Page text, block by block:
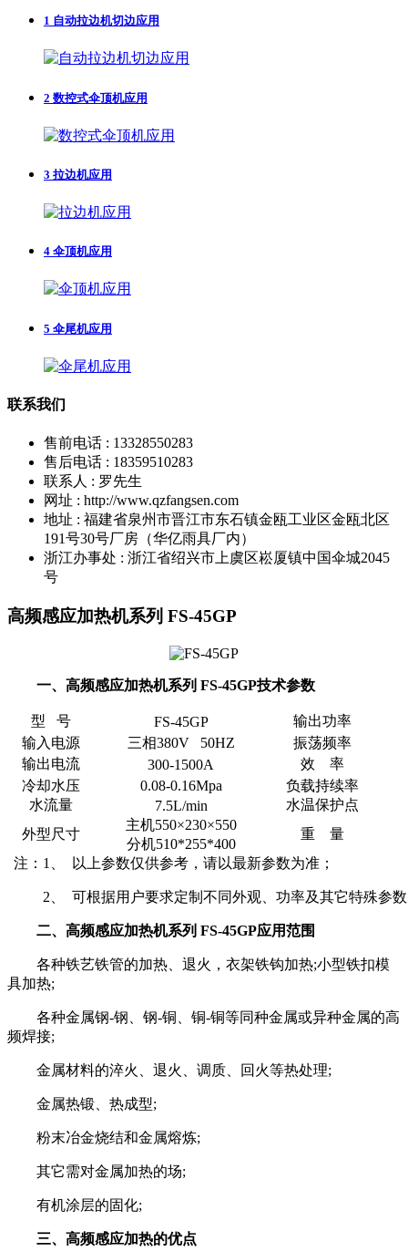
1 自动拉边机切边应用
2 数控式伞顶机应用
3 拉边机应用
4 伞顶机应用
5 伞尾机应用
联系我们
售前电话 : 13328550283
售后电话 : 18359510283
联系人 : 罗先生
网址 : http://www.qzfangsen.com
地址 : 福建省泉州市晋江市东石镇金瓯工业区金瓯北区
191号30号厂房（华亿雨具厂内）
浙江办事处 : 浙江省绍兴市上虞区崧厦镇中国伞城2045
号
高频感应加热机系列 FS-45GP
一、高频感应加热机系列 FS-45GP技术参数
型 号 FS-45GP
输出功率
输入电源
三相380V 50HZ
振荡频率
输出电流
300-1500A
效 率
冷却水压
0.08-0.16Mpa
负载持续率
水流量
7.5L/min
水温保护点
外型尺寸
主机550×230×550
重 量
分机510*255*400
注：1、 以上参数仅供参考，请以最新参数为准；
2、 可根据用户要求定制不同外观、功率及其它特殊参
二、高频感应加热机系列 FS-45GP应用范围
各种铁艺铁管的加热、退火，衣架铁钩加热;小型铁扣模
具加热;
各种金属钢-钢、钢-铜、铜-铜等同种金属或异种金属的高
频焊接;
金属材料的淬火、退火、调质、回火等热处理;
金属热锻、热成型;
粉末冶金烧结和金属熔炼;
其它需对金属加热的场;
有机涂层的固化;
三、高频感应加热的优点